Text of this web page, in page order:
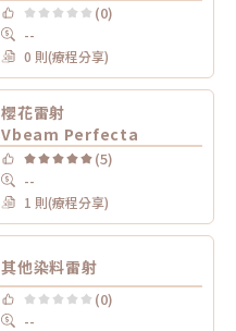
(0)
--
0 則(療程分享)
櫻花雷射
Vbeam Perfecta
(5)
--
1 則(療程分享)
其他染料雷射
(0)
--